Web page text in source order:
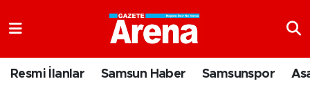
Resmi İlanlar Samsun Haber Samsunspor